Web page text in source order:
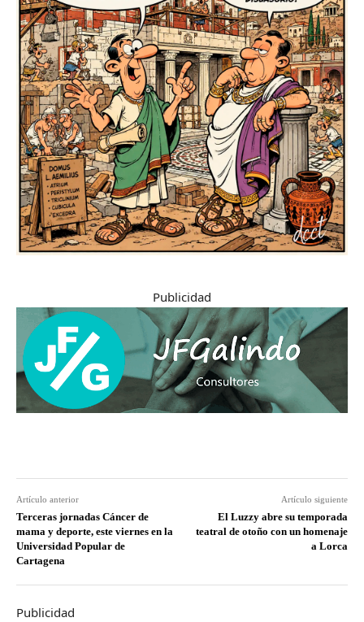
Publicidad
Artículo anterior
Terceras jornadas Cáncer de
mama y deporte, este viernes en la
Universidad Popular de
Cartagena
Artículo siguiente
El Luzzy abre su temporada
teatral de otoño con un homenaje
a Lorca
Publicidad